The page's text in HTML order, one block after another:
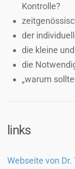
Kontrolle?
der
die kleine
die
„warum
links
Webseite von